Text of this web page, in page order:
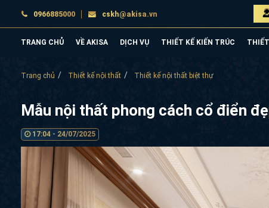
0966885000 cskh@akisa.vn
TRANG CHỦ VỀ AKISA DỊCH VỤ THIẾT KẾ KIẾN TRÚC
Trang chủ Thiết kế nội thất Thiết kế nội thất biệt thự
Mẫu nội thất phong cách cổ điển
17:04 - 24/07/2025